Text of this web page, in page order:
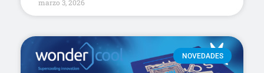
marzo 3, 2026
NOVEDADES